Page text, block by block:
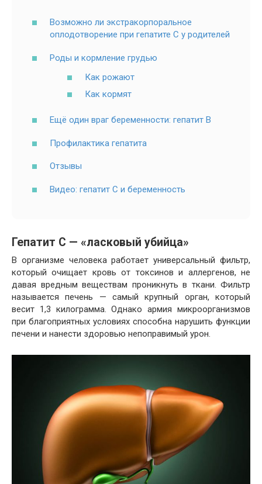
Возможно ли экстракорпоральное
оплодотворение при гепатите С у родителей
Роды и кормление грудью
Как рожают
Как кормят
Ещё один враг беременности: гепатит В
Профилактика гепатита
Отзывы
Видео: гепатит С и беременность
Гепатит С — «ласковый убийца»
В организме человека работает универсальный фильтр,
который очищает кровь от токсинов и аллергенов, не
давая вредным веществам проникнуть в ткани. Фильтр
называется печень — самый крупный орган, который
весит 1,3 килограмма. Однако армия микроорганизмов
при благоприятных условиях способна нарушить функции
печени и нанести здоровью непоправимый урон.